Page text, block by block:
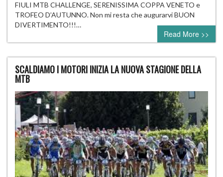
FIULI MTB CHALLENGE, SERENISSIMA COPPA VENETO e
TROFEO D’AUTUNNO. Non mi resta che augurarvi BUON
DIVERTIMENTO!!!…
Read More >>
SCALDIAMO I MOTORI INIZIA LA NUOVA STAGIONE DELLA
MTB